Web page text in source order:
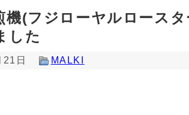
機(フジローヤルロース
した
日 MALKI